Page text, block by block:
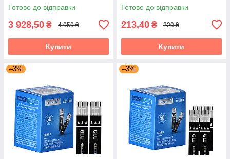
Смужки для контролю цукру
Longevita Family
1
Тест-смужки Лонгевіта Фемелі з точністю
підходять для глюкометрів того ж виробника.
Вони прості і точні у використанні.
Результати такі ж як і результати
проводяться в лабораторії.
Дані тест-смужки дозволяють отримати
Готово до відправки
3 928,50 ₴ 4 050 ₴
Купити
Готово до відправки
213,40 ₴ 220 ₴
Купити
–3% –3%